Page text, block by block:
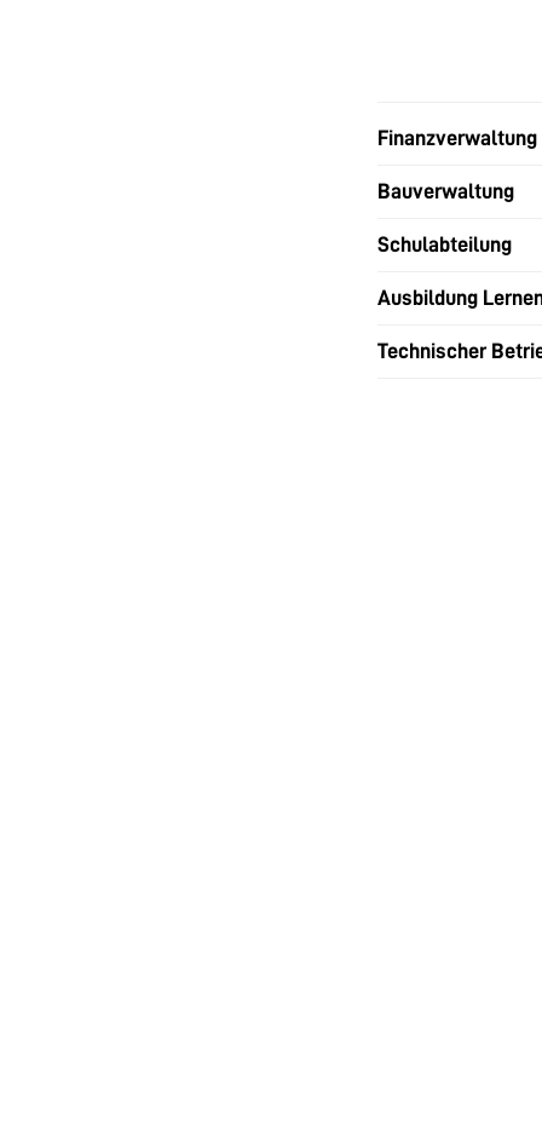
Finanzverwaltung
Bauverwaltung
Schulabteilung
Ausbildung
Technischer